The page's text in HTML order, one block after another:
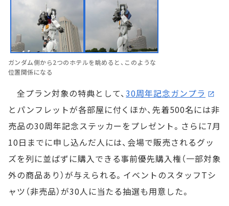
ガンダム側から2つのホテルを眺めると、このような
位置関係になる
全プラン対象の特典として、30周年記念ガンプラ
とパンフレットが各部屋に付くほか、先着500名には非
売品の30周年記念ステッカーをプレゼント。さらに7月
10日までに申し込んだ人には、会場で販売されるグッ
ズを列に並ばずに購入できる事前優先購入権（一部対象
外の商品あり）が与えられる。イベントのスタッフTシ
ャツ（非売品）が30人に当たる抽選も用意した。